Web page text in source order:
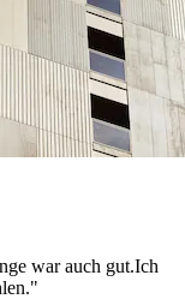
war auch gut.Ich